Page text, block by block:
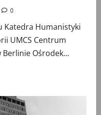
0
Katedra Humanistyki
UMCS Centrum
Ośrodek...